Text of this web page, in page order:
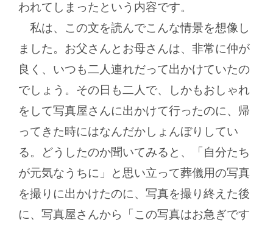
われてしまったという内容です。
私は、この文を読んでこんな情景を想像し
ました。お父さんとお母さんは、非常に仲が
良く、いつも二人連れだって出かけていたの
でしょう。その日も二人で、しかもおしゃれ
をして写真屋さんに出かけて行ったのに、帰
ってきた時にはなんだかしょんぼりしてい
る。どうしたのか聞いてみると、「自分たち
が元気なうちに」と思い立って葬儀用の写真
を撮りに出かけたのに、写真を撮り終えた後
に、写真屋さんから「この写真はお急ぎです